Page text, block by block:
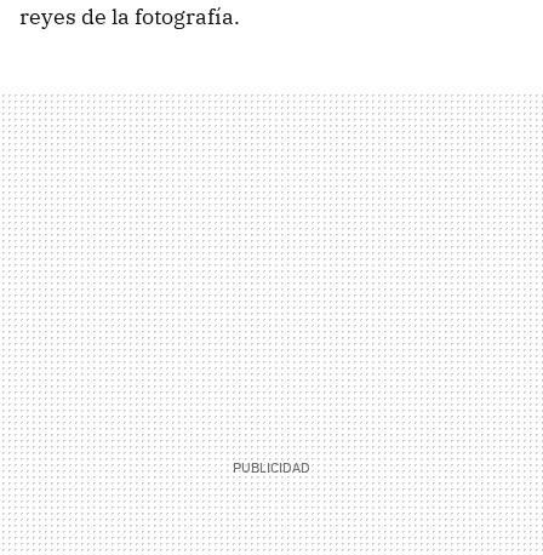
reyes de la fotografía.